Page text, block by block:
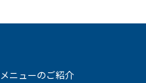
ニューのご紹介